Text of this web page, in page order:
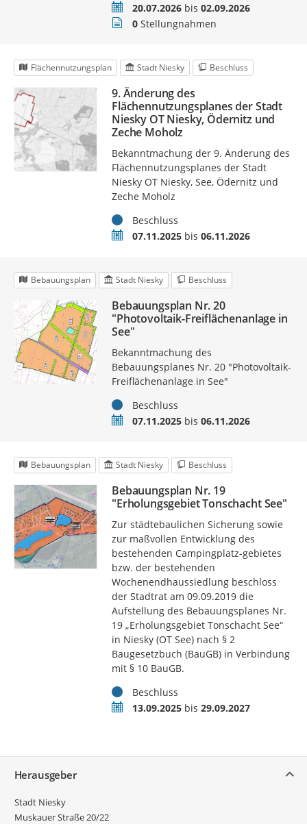
Zeitraum20.07.2026bis 02.09.2026
Stellungnahmen
0Stellungnahmen
Flächennutzungsplan Stadt Niesky Beschluss
9. Änderung des
Flächennutzungsplanes der Stadt
Niesky OT Niesky, Ödernitz und
Zeche Moholz
Bekanntmachung der 9. Änderung des
Flächennutzungsplanes der Stadt
Niesky OT Niesky, See, Ödernitz und
Zeche Moholz
StatusBeschluss
Zeitraum07.11.2025bis 06.11.2026
Bebauungsplan Stadt Niesky Beschluss
Bebauungsplan Nr. 20
"Photovoltaik-Freiflächenanlage in
See"
Bekanntmachung des
Bebauungsplanes Nr. 20 "Photovoltaik-
Freiflächenanlage in See"
StatusBeschluss
Zeitraum07.11.2025bis 06.11.2026
Bebauungsplan Stadt Niesky Beschluss
Bebauungsplan Nr. 19
"Erholungsgebiet Tonschacht See"
Zur städtebaulichen Sicherung sowie
zur maßvollen Entwicklung des
bestehenden Campingplatz-gebietes
bzw. der bestehenden
Wochenendhaussiedlung beschloss
der Stadtrat am 09.09.2019 die
Aufstellung des Bebauungsplanes Nr.
19 „Erholungsgebiet Tonschacht See“
in Niesky (OT See) nach § 2
Baugesetzbuch (BauGB) in Verbindung
mit § 10 BauGB.
StatusBeschluss
Zeitraum13.09.2025bis 29.09.2027
Herausgeber
Stadt Niesky
Muskauer Straße 20/22